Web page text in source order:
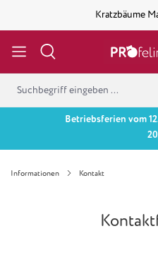
Kratzbäume
Betriebsferien vom
Informationen Kontakt